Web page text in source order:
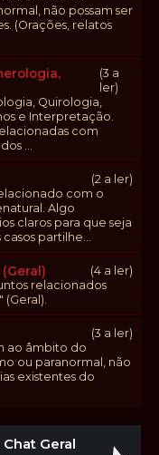
não possam ser
(Orações, relatos
(3 a
ler)
Quirologia,
e Interpretação.
com
...
(2 a ler)
com o
Algo
claros para que seja
partilhe...
(4 a ler)
relacionados
(3 a ler)
ao âmbito do
ou paranormal, não
existentes do
Geral